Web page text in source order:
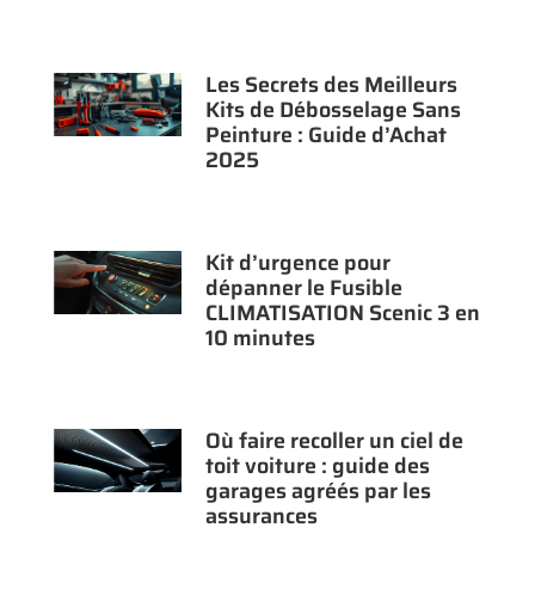
Les Secrets des Meilleurs
Kits de Débosselage Sans
Peinture : Guide d’Achat
2025
Kit d’urgence pour
dépanner le Fusible
CLIMATISATION Scenic 3 en
10 minutes
Où faire recoller un ciel de
toit voiture : guide des
garages agréés par les
assurances